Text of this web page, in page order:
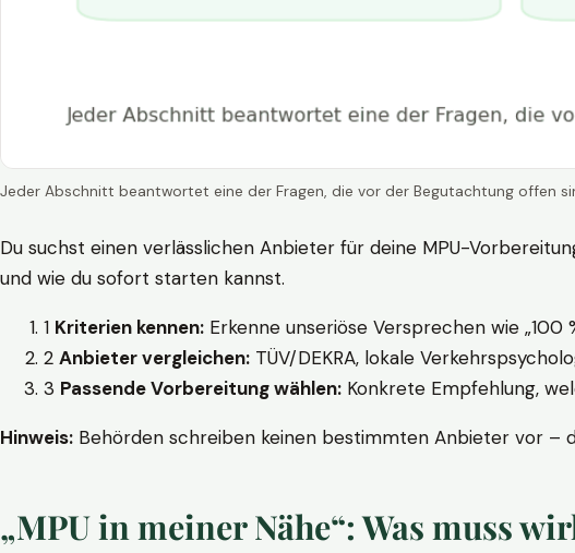
Jeder Abschnitt beantwortet eine der Fragen, die vor der Begutachtung offen
Du suchst einen verlässlichen Anbieter für deine MPU-
und wie du sofort starten kannst.
1 Kriterien kennen: Erkenne unseriöse Versprechen wie
2 Anbieter vergleichen: TÜV/DEKRA, lokale
3 Passende Vorbereitung wählen: Konkrete Empfehlung,
Hinweis: Behörden schreiben keinen bestimmten Anbieter vor –
„MPU in meiner Nähe“: Was muss